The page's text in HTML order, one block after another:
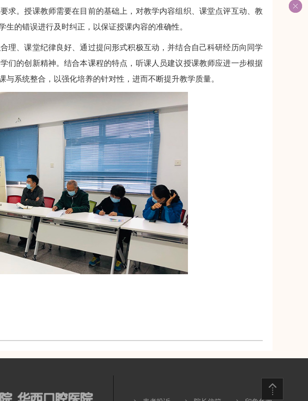
求。授课教师需要在目前的基础上，对教学内容组织、课堂点评互动、教
的错误进行及时纠正，以保证授课内容的准确性。
、课堂纪律良好、通过提问形式积极互动，并结合自己科研经历向同学
们的创新精神。结合本课程的特点，听课人员建议授课教师应进一步根据
系统整合，以强化培养的针对性，进而不断提升教学质量。